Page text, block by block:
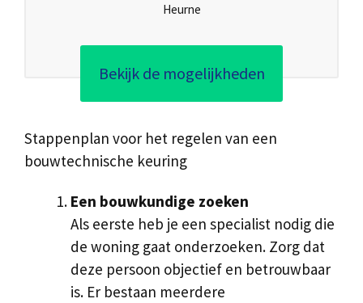
Heurne
Bekijk de mogelijkheden
Stappenplan voor het regelen van een
bouwtechnische keuring
Een bouwkundige zoeken
Als eerste heb je een specialist nodig die
de woning gaat onderzoeken. Zorg dat
deze persoon objectief en betrouwbaar
is. Er bestaan meerdere